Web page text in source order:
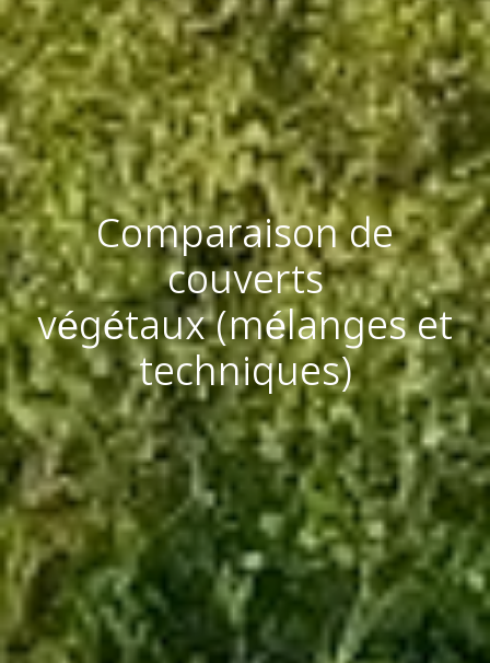
Comparaison de
couverts
végétaux (mélanges et
techniques)